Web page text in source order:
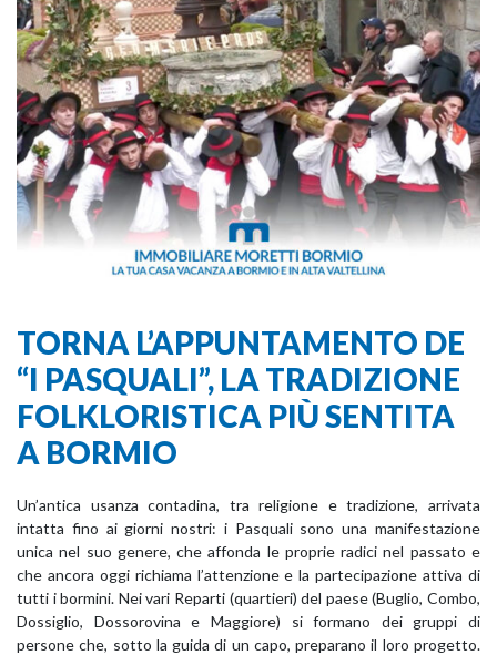
TORNA L’APPUNTAMENTO DE
“I PASQUALI”, LA TRADIZIONE
FOLKLORISTICA PIÙ SENTITA
A BORMIO
Un’antica usanza contadina, tra religione e tradizione, arrivata
intatta fino ai giorni nostri: i Pasquali sono una manifestazione
unica nel suo genere, che affonda le proprie radici nel passato e
che ancora oggi richiama l’attenzione e la partecipazione attiva di
tutti i bormini. Nei vari Reparti (quartieri) del paese (Buglio, Combo,
Dossiglio, Dossorovina e Maggiore) si formano dei gruppi di
persone che, sotto la guida di un capo, preparano il loro progetto.